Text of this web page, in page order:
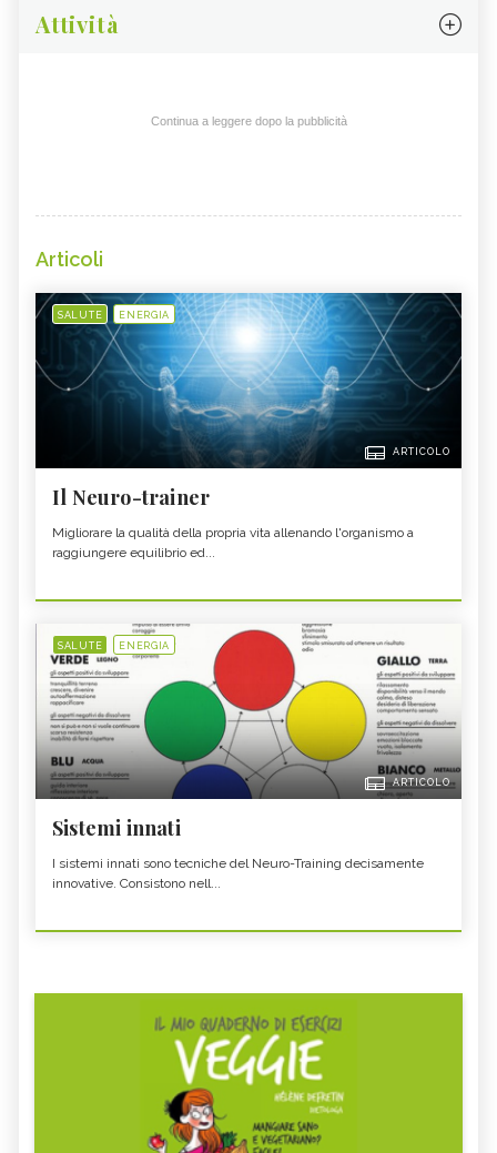
Attività
Continua a leggere dopo la pubblicità
Articoli
SALUTE ENERGIA
ARTICOLO
Il Neuro-trainer
Migliorare la qualità della propria vita allenando l'organismo a
raggiungere equilibrio ed...
SALUTE ENERGIA
ARTICOLO
Sistemi innati
I sistemi innati sono tecniche del Neuro-Training decisamente
innovative. Consistono nell...